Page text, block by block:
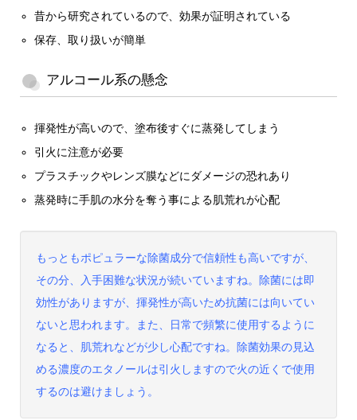
昔から研究されているので、効果が証明されている
保存、取り扱いが簡単
アルコール系の懸念
揮発性が高いので、塗布後すぐに蒸発してしまう
引火に注意が必要
プラスチックやレンズ膜などにダメージの恐れあり
蒸発時に手肌の水分を奪う事による肌荒れが心配
もっともポピュラーな除菌成分で信頼性も高いですが、
その分、入手困難な状況が続いていますね。除菌には即
効性がありますが、揮発性が高いため抗菌には向いてい
ないと思われます。また、日常で頻繁に使用するように
なると、肌荒れなどが少し心配ですね。除菌効果の見込
める濃度のエタノールは引火しますので火の近くで使用
するのは避けましょう。